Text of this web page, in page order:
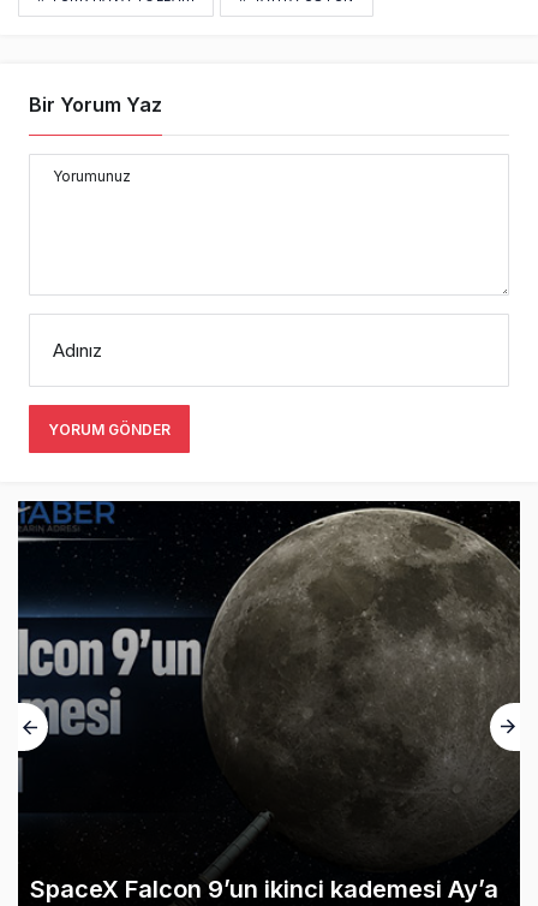
Bir Yorum Yaz
Yorumunuz
Adınız
YORUM GÖNDER
SpaceX Falcon 9’un ikinci kademesi Ay’a